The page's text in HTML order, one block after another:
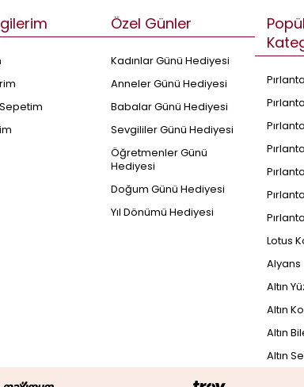
Özel Günler
Kadınlar Günü Hediyesi
Anneler Günü Hediyesi
Babalar Günü Hediyesi
Sevgililer Günü Hediyesi
Öğretmenler Günü
Hediyesi
Doğum Günü Hediyesi
Yıl Dönümü Hediyesi
Lotus
Alyans
Altın
Altın
Altın
Altın